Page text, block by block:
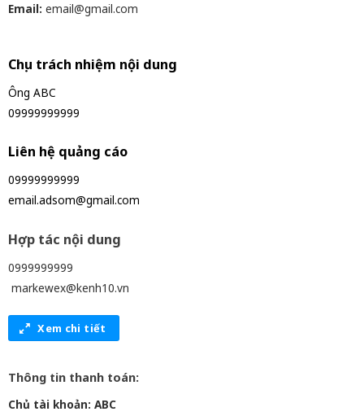
Email: email@gmail.com
Chịu trách nhiệm nội dung
Ông ABC
09999999999
Liên hệ quảng cáo
09999999999
email.adsom@gmail.com
Hợp tác nội dung
0999999999
markewex@kenh10.vn
Xem chi tiết
Thông tin thanh toán:
Chủ tài khoản: ABC